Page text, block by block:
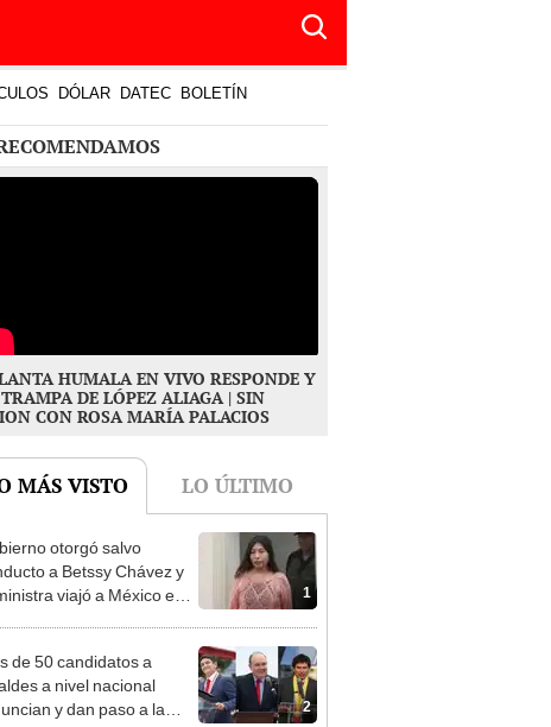
DÓLAR DATEC BOLETÍN
HUMALA EN VIVO RESPONDE Y
DE LÓPEZ ALIAGA | SIN
CON ROSA MARÍA PALACIOS
MÁS VISTO LO ÚLTIMO
1
otorgó salvo
a Betssy Chávez y
viajó a México en
2
de 50 candidatos a
a nivel nacional
y dan paso a la